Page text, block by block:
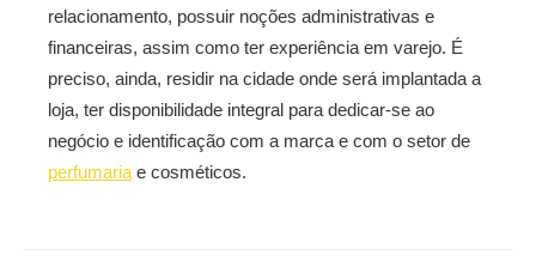
relacionamento, possuir noções administrativas e
financeiras, assim como ter experiência em varejo. É
preciso, ainda, residir na cidade onde será implantada a
loja, ter disponibilidade integral para dedicar-se ao
negócio e identificação com a marca e com o setor de
perfumaria e cosméticos.